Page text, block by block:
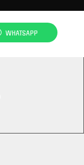
WHATSAPP